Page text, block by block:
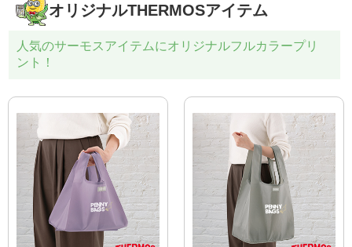
オリジナルTHERMOSアイテム
人気のサーモスアイテムにオリジナルフルカラープリ
ント！